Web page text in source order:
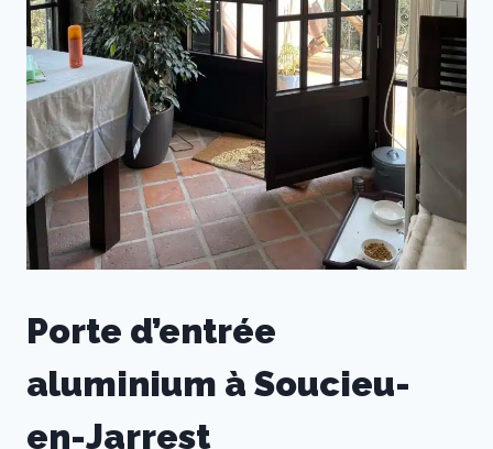
Porte d’entrée
aluminium à Soucieu-
en-Jarrest